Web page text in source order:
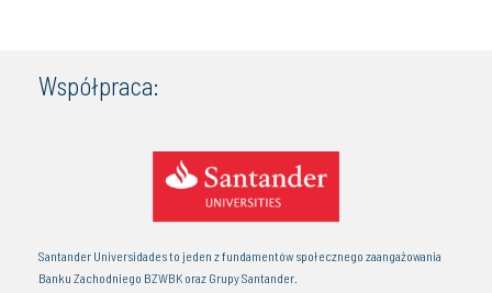
Współpraca:
Santander Universidades to jeden z fundamentów społecznego zaangażowania
Banku Zachodniego BZWBK oraz Grupy Santander.